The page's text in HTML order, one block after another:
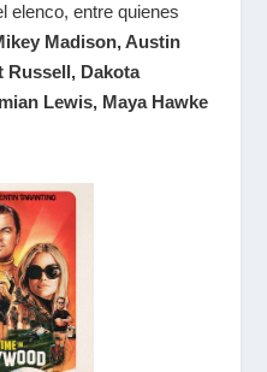
elenco, entre quienes
Madison, Austin
Russell, Dakota
Lewis, Maya Hawke